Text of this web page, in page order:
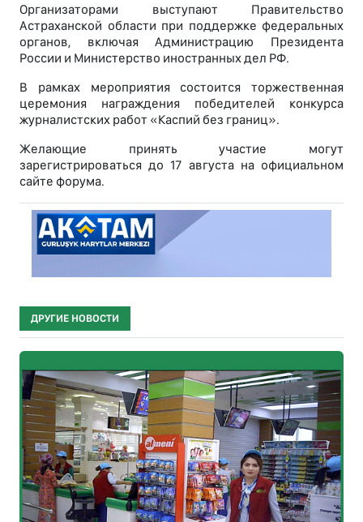
Организаторами выступают Правительство
Астраханской области при поддержке федеральных
органов, включая Администрацию Президента
России и Министерство иностранных дел РФ.
В рамках мероприятия состоится торжественная
церемония награждения победителей конкурса
журналистских работ «Каспий без границ».
Желающие принять участие могут
зарегистрироваться до 17 августа на официальном
сайте форума.
ДРУГИЕ НОВОСТИ